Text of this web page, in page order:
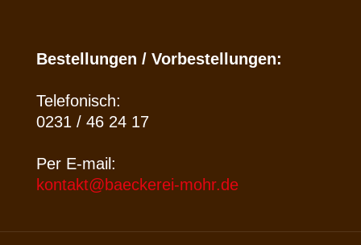
Bestellungen / Vorbestellungen:
Telefonisch:
0231 / 46 24 17
Per E-mail:
kontakt@baeckerei-mohr.de